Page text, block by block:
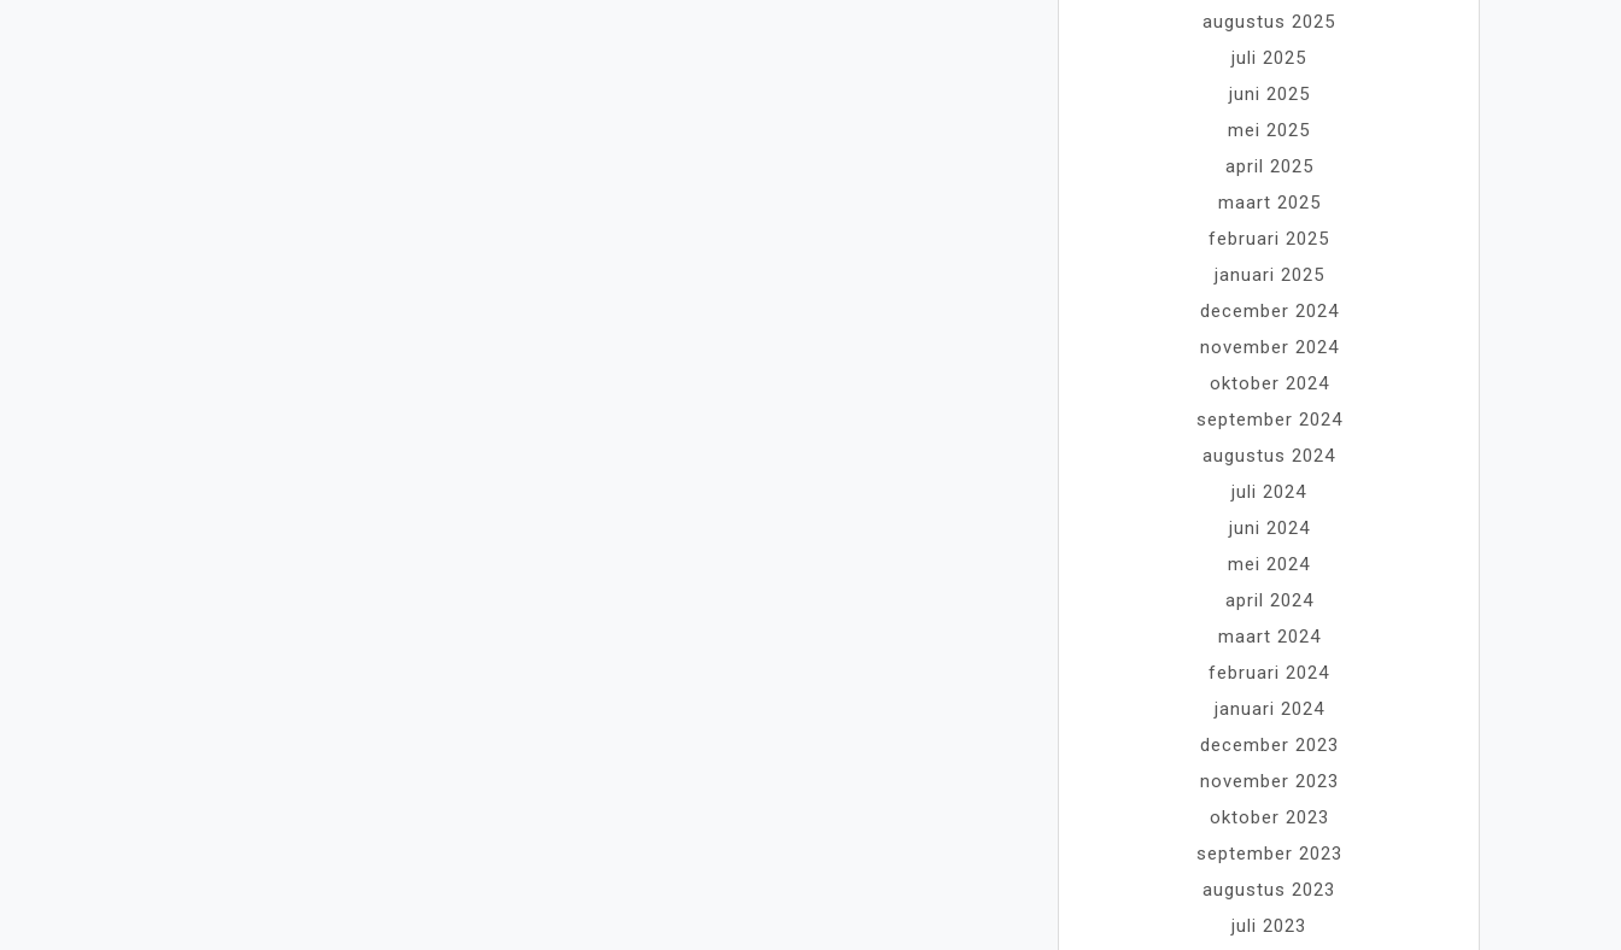
augustus 2025
juli 2025
juni 2025
mei 2025
april 2025
maart 2025
februari 2025
januari 2025
december 2024
november 2024
oktober 2024
september 2024
augustus 2024
juli 2024
juni 2024
mei 2024
april 2024
maart 2024
februari 2024
januari 2024
december 2023
november 2023
oktober 2023
september 2023
augustus 2023
juli 2023